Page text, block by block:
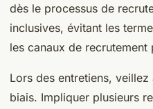
dès le processus de
inclusives, évitant les
les canaux de
Lors des entretiens,
biais. Impliquer plusieurs